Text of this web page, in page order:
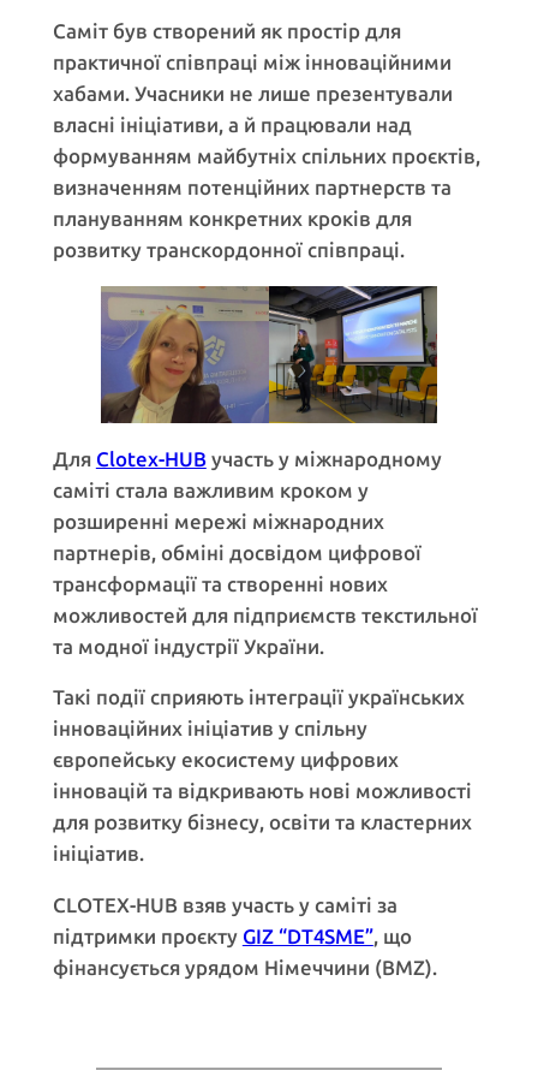
Саміт був створений як простір для
практичної співпраці між інноваційними
хабами. Учасники не лише презентували
власні ініціативи, а й працювали над
формуванням майбутніх спільних проєктів,
визначенням потенційних партнерств та
плануванням конкретних кроків для
розвитку транскордонної співпраці.
Для Clotex-HUBучасть у міжнародному
саміті стала важливим кроком у
розширенні мережі міжнародних
партнерів, обміні досвідом цифрової
трансформації та створенні нових
можливостей для підприємств текстильної
та модної індустрії України.
Такі події сприяють інтеграції українських
інноваційних ініціатив у спільну
європейську екосистему цифрових
інновацій та відкривають нові можливості
для розвитку бізнесу, освіти та кластерних
ініціатив.
CLOTEX-HUB взяв участь у саміті за
підтримки проєкту GIZ “DT4SME”, що
фінансується урядом Німеччини (BMZ).